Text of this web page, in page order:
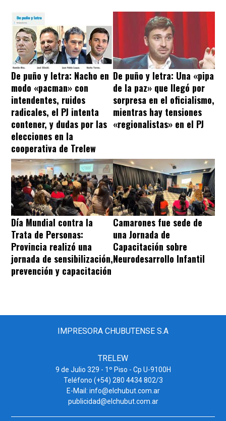
De puño y letra: Nacho en
modo «pacman» con
intendentes, ruidos
radicales, el PJ intenta
contener, y dudas por las
elecciones en la
cooperativa de Trelew
De puño y letra: Una «pipa
de la paz» que llegó por
sorpresa en el oficialismo,
mientras hay tensiones
«regionalistas» en el PJ
Día Mundial contra la
Trata de Personas:
Provincia realizó una
jornada de sensibilización,
prevención y capacitación
Camarones fue sede de
una Jornada de
Capacitación sobre
Neurodesarrollo Infantil
IMPRESORA CHUBUTENSE S.A
TRELEW
9 de Julio 329 - 1º Piso - Cp U-9100H
Teléfono (+54) 280 4434 802/3
E-Mail: info@elchubut.com.ar
publicidad@elchubut.com.ar